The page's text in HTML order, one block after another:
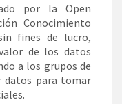
por la Open
Conocimiento
fines de lucro,
de los datos
a los grupos de
datos para tomar